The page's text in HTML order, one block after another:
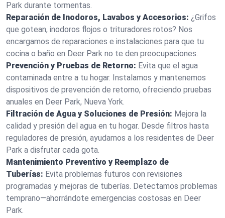
Park durante tormentas.
Reparación de Inodoros, Lavabos y Accesorios: ¿Grifos
que gotean, inodoros flojos o trituradores rotos? Nos
encargamos de reparaciones e instalaciones para que tu
cocina o baño en Deer Park no te den preocupaciones.
Prevención y Pruebas de Retorno: Evita que el agua
contaminada entre a tu hogar. Instalamos y mantenemos
dispositivos de prevención de retorno, ofreciendo pruebas
anuales en Deer Park, Nueva York.
Filtración de Agua y Soluciones de Presión: Mejora la
calidad y presión del agua en tu hogar. Desde filtros hasta
reguladores de presión, ayudamos a los residentes de Deer
Park a disfrutar cada gota.
Mantenimiento Preventivo y Reemplazo de
Tuberías: Evita problemas futuros con revisiones
programadas y mejoras de tuberías. Detectamos problemas
temprano—ahorrándote emergencias costosas en Deer
Park.